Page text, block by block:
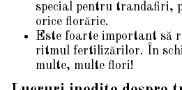
special pentru trandafiri,
orice florărie.
Este foarte important să
ritmul fertilizărilor. În
multe, multe flori!